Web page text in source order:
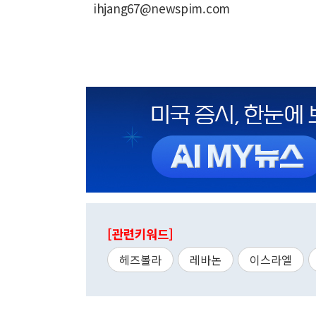
ihjang67@newspim.com
[관련키워드]
헤즈볼라 레바논 이스라엘